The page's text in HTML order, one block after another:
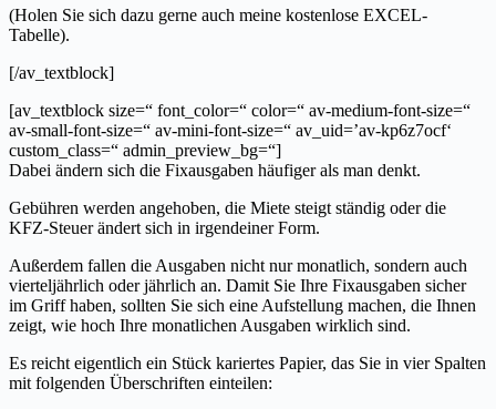
(Holen Sie sich dazu gerne auch meine kostenlose EXCEL-
Tabelle).
[/av_textblock]
[av_textblock size=“ font_color=“ color=“ av-medium-font-size=“
av-small-font-size=“ av-mini-font-size=“ av_uid=’av-kp6z7ocf‘
custom_class=“ admin_preview_bg=“]
Dabei ändern sich die Fixausgaben häufiger als man denkt.
Gebühren werden angehoben, die Miete steigt ständig oder die
KFZ-Steuer ändert sich in irgendeiner Form.
Außerdem fallen die Ausgaben nicht nur monatlich, sondern auch
vierteljährlich oder jährlich an. Damit Sie Ihre Fixausgaben sicher
im Griff haben, sollten Sie sich eine Aufstellung machen, die Ihnen
zeigt, wie hoch Ihre monatlichen Ausgaben wirklich sind.
Es reicht eigentlich ein Stück kariertes Papier, das Sie in vier Spalten
mit folgenden Überschriften einteilen: